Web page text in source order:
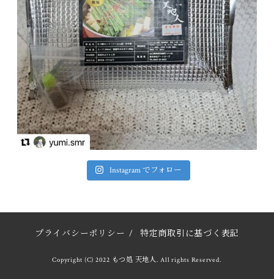
Instagram でフォロー
プライバシーポリシー / 特定商取引に基づく表記
Copyright (C) 2022 もつ処 天地人. All rights Reserved.